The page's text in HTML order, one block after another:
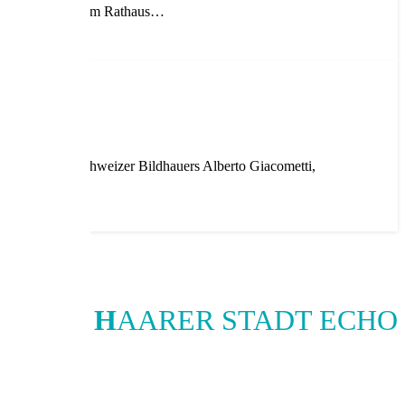
– Bestehen im Rathaus…
des Schweizer Bildhauers Alberto Giacometti,
HAARER STADT ECHO